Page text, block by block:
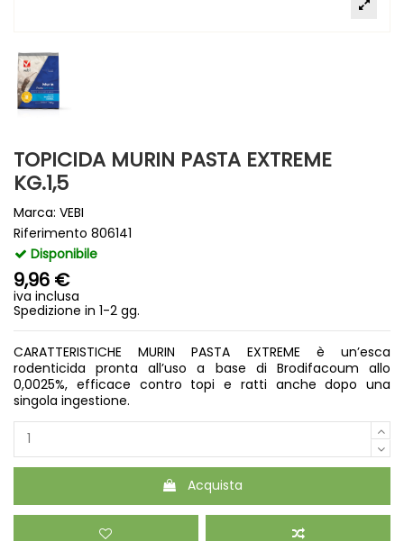
TOPICIDA MURIN PASTA EXTREME
KG.1,5
Marca: VEBI
Riferimento 806141
Disponibile
9,96 €
iva inclusa
Spedizione in 1-2 gg.
CARATTERISTICHE MURIN PASTA EXTREME è un’esca
rodenticida pronta all’uso a base di Brodifacoum allo
0,0025%, efficace contro topi e ratti anche dopo una
singola ingestione.
Acquista